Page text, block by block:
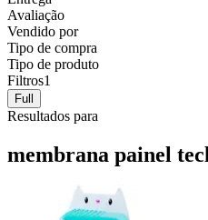
Avaliação
Vendido por
Tipo de compra
Tipo de produto
Filtros1
Full
Resultados para
membrana painel